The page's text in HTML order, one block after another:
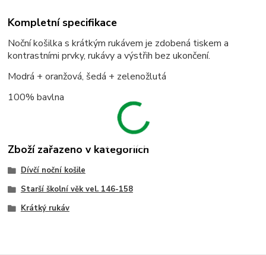
Kompletní specifikace
Noční košilka s krátkým rukávem je zdobená tiskem a
kontrastními prvky, rukávy a výstřih bez ukončení.
Modrá + oranžová, šedá + zelenožlutá
100% bavlna
Zboží zařazeno v kategoriích
Dívčí noční košile
Starší školní věk vel. 146-158
Krátký rukáv